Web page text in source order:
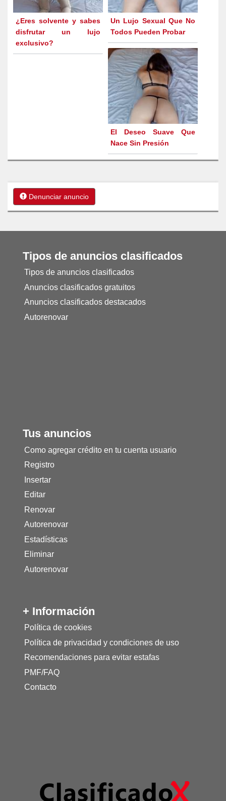
¿Eres solvente y sabes
disfrutar un lujo
exclusivo?
Un Lujo Sexual Que No
Todos Pueden Probar
El Deseo Suave Que
Nace Sin Presión
Denunciar anuncio
Tipos de anuncios clasificados
Tipos de anuncios clasificados
Anuncios clasificados gratuitos
Anuncios clasificados destacados
Autorenovar
Tus anuncios
Como agregar crédito en tu cuenta usuario
Registro
Insertar
Editar
Renovar
Autorenovar
Estadísticas
Eliminar
Autorenovar
+ Información
Política de cookies
Política de privacidad y condiciones de uso
Recomendaciones para evitar estafas
PMF/FAQ
Contacto